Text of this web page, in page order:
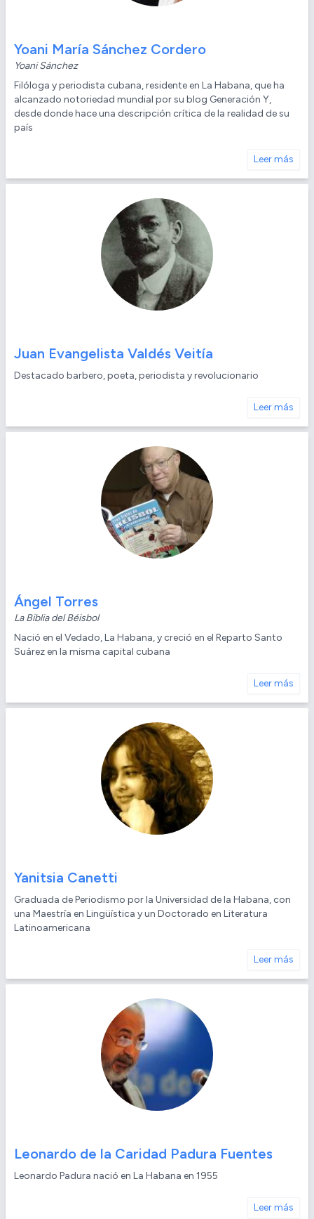
Yoani María Sánchez Cordero
Yoani Sánchez
Filóloga y periodista cubana, residente en La Habana, que ha
alcanzado notoriedad mundial por su blog Generación Y,
desde donde hace una descripción crítica de la realidad de su
país
Leer más
Juan Evangelista Valdés Veitía
Destacado barbero, poeta, periodista y revolucionario
Leer más
Ángel Torres
La Biblia del Béisbol
Nació en el Vedado, La Habana, y creció en el Reparto Santo
Suárez en la misma capital cubana
Leer más
Yanitsia Canetti
Graduada de Periodismo por la Universidad de la Habana, con
una Maestría en Lingüística y un Doctorado en Literatura
Latinoamericana
Leer más
Leonardo de la Caridad Padura Fuentes
Leonardo Padura nació en La Habana en 1955
Leer más